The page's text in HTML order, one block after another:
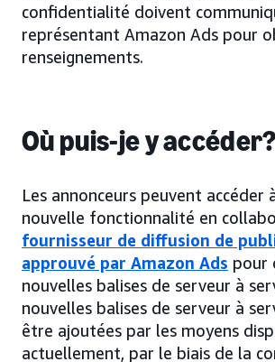
confidentialité doivent
représentant Amazon Ads pour
renseignements.
Où puis-je y accéder?
Les annonceurs peuvent accéder
nouvelle fonctionnalité en
fournisseur de diffusion de
approuvé par Amazon Ads pour
nouvelles balises de serveur à
nouvelles balises de serveur à
être ajoutées par les moyens
actuellement, par le biais de la